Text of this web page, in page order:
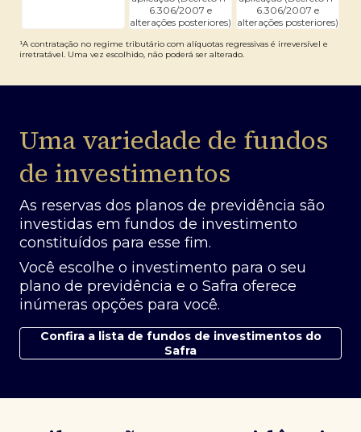
6.306/2007 e
alterações posteriores)
6.306/2007 e
alterações posteriores)
¹A contratação no regime tributário com alíquotas regressivas é irreversível e
irretratável. Uma vez escolhido, não poderá ser alterado.
Uma variedade de fundos
de investimentos
As reservas dos planos de previdência são
investidas em fundos de investimento
constituídos para esse fim.
Você escolhe o investimento para o seu
plano de previdência e o Safra oferece
inúmeras opções para você.
Confira a lista de fundos de investimentos do
Safra